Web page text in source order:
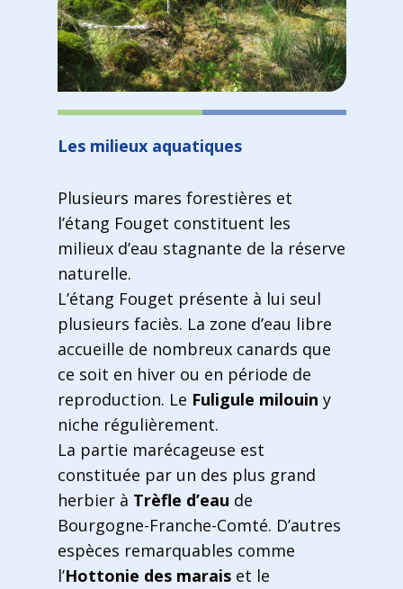
Les milieux aquatiques
Plusieurs mares forestières et
l’étang Fouget constituent les
milieux d’eau stagnante de la réserve
naturelle.
L’étang Fouget présente à lui seul
plusieurs faciès. La zone d’eau libre
accueille de nombreux canards que
ce soit en hiver ou en période de
reproduction. Le Fuligule milouin y
niche régulièrement.
La partie marécageuse est
constituée par un des plus grand
herbier à Trèfle d’eau de
Bourgogne-Franche-Comté. D’autres
espèces remarquables comme
l’Hottonie des maraiset le